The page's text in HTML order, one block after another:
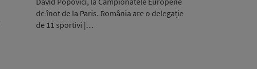
de înot de la Paris. România are o delegație
de 11 sportivi |…